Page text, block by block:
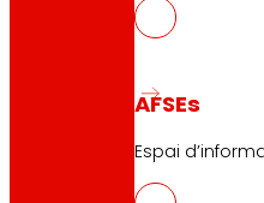
AFSEs
Espai